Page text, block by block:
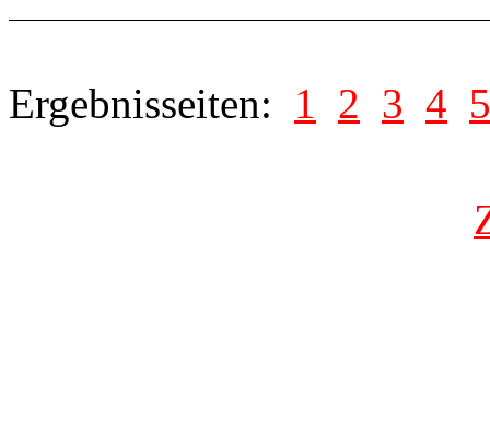
Ergebnisseiten: 1 2 3 4 5